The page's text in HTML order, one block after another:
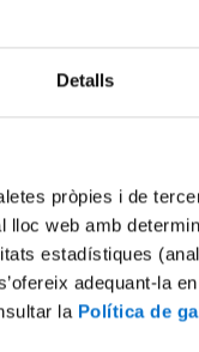
Detalls
pròpies i de
web amb
estadístiques
adequant-la
la Política de
les
16